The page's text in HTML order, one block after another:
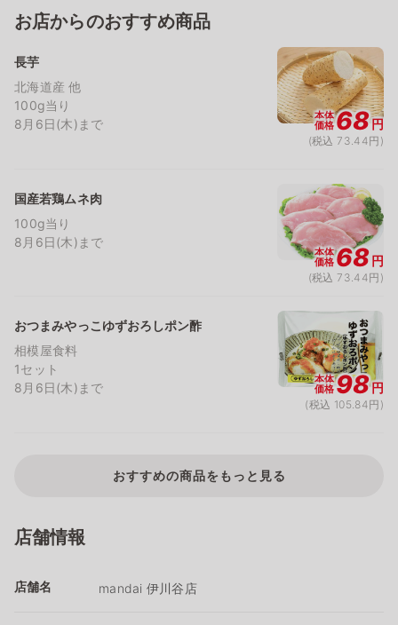
お店からのおすすめ商品
長芋
北海道産 他
100g当り
8月6日(木)まで
本体
価格68円
(税込 73.44円)
国産若鶏ムネ肉
100g当り
8月6日(木)まで
本体
価格68円
(税込 73.44円)
おつまみやっこゆずおろしポン酢
相模屋食料
1セット
8月6日(木)まで
本体
価格98円
(税込 105.84円)
おすすめの商品をもっと見る
店舗情報
店舗名 mandai 伊川谷店